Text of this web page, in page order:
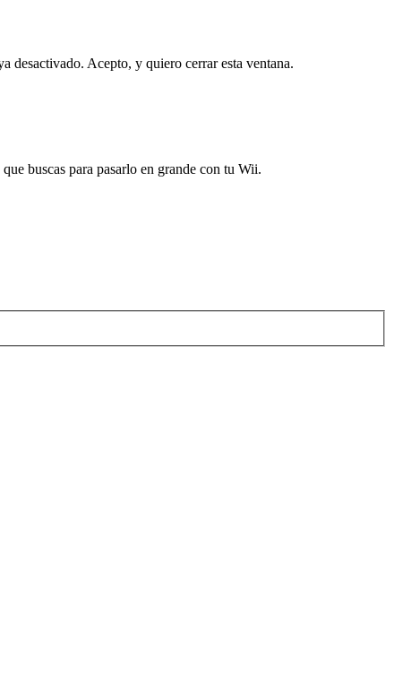
desactivado. Acepto, y quiero cerrar esta ventana.
buscas para pasarlo en grande con tu Wii.